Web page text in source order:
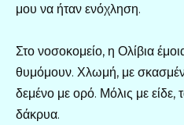
μου να ήταν ενόχληση.
Στο νοσοκομείο, η Ολίβια
θυμόμουν. Χλωμή, με
δεμένο με ορό. Μόλις με είδε,
δάκρυα.